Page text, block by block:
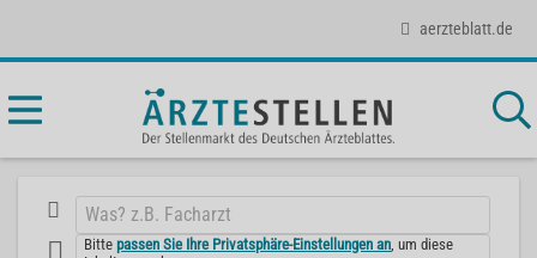
aerzteblatt.de
Bittepassen Sie Ihre Privatsphäre-Einstellungen an , um diese